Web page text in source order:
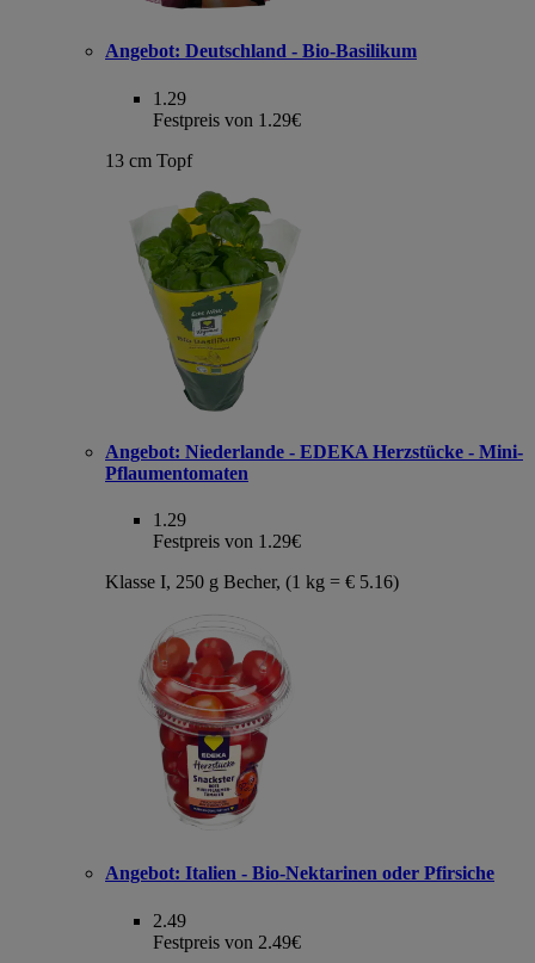
Angebot: Deutschland - Bio-Basilikum
1.29
Festpreis von 1.29€
13 cm Topf
Angebot: Niederlande - EDEKA Herzstücke - Mini-
Pflaumentomaten
1.29
Festpreis von 1.29€
Klasse I, 250 g Becher, (1 kg = € 5.16)
Angebot: Italien - Bio-Nektarinen oder Pfirsiche
2.49
Festpreis von 2.49€